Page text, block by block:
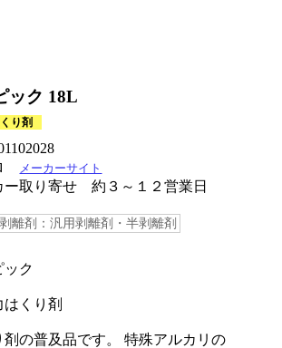
ック 18L
り剤
メーカーサイト
ー取り寄せ 約３～１２営業日
剥離剤：汎用剥離剤・半剥離剤
ク
くり剤
の普及品です。 特殊アルカリの